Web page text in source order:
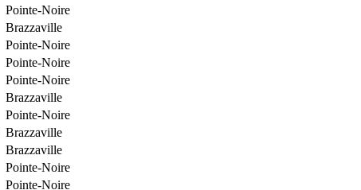
Pointe-Noire
Brazzaville
Pointe-Noire
Pointe-Noire
Pointe-Noire
Brazzaville
Pointe-Noire
Brazzaville
Brazzaville
Pointe-Noire
Pointe-Noire